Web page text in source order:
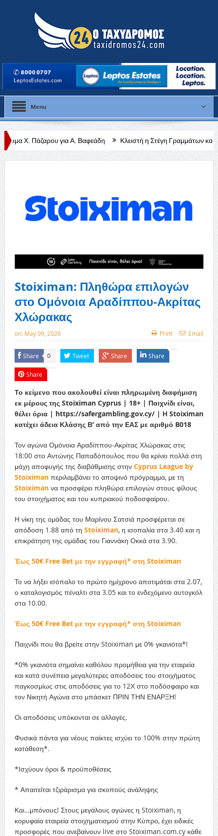
Menu
για Α. Βαφεάδη Κλειστή η Στέγη Γραμμάτων και τεχνών για τις
Stoiximan: Πληθώρα επιλογών
στο Ομόνοια Αραδίππου-Ακρίτας
Χλώρακας
on: May 09, 2026 Print Email
Share 0 Tweet Share Share
Share
Το κείμενο που ακολουθεί είναι πληρωμένη διαφήμιση
εκ μέρους της Stoiximan Cyprus | 18+ | Παιχνίδι είναι,
θέλει όρια | https://safergambling.gov.cy/ | Η Stoiximan
κατέχει άδεια Κλάσης Β’ από την ΕΑΣ με αριθμό B018
Τον αγώνα Ομόνοια Αραδίππου-Ακρίτας Χλώρακας στις
18:00 στο Αντώνης Παπαδόπουλος που θα κρίνει πολλά στη
μάχη αποφυγής της διαβάθμισης στην Cyprus League by
Stoiximanπεριλαμβάνει το αποψινό πρόγραμμα, με τη
Stoiximanνα προσφέρει πληθώρα επιλογών στους φίλους
του στοιχήματος και του κυπριακού ποδοσφαίρου.
Η νίκη της ομάδας του Μαρίνου Σατσιά προσφέρεται σε
απόδοση 1.88 από τη Stoiximan, η ισοπαλία στα 3.40 και η
επικράτηση της ομάδας του Γιαννάκη Οκκά στα 3.90.
Έως 50€ Free Bet με την εγγραφή* στη Stoiximan
Το να λήξει ισόπαλο το πρώτο ημίχρονο αποτιμάται στα 2.07,
ο καταλογισμός πέναλτι στα 3.05 και το ενδεχόμενο αυτογκόλ
στα 10.00.
Έως 50€ Free Bet με την εγγραφή* στη Stoiximan
Παιχνίδι που θα βρείτε στην Stoiximan με 0% γκανιότα*!
*0% γκανιότα σημαίνει καθόλου προμήθεια για την εταιρεία
και κατά συνέπεια μεγαλύτερες αποδόσεις του στοιχήματος
παγκοσμίως στις αποδόσεις για το 12Χ στο ποδόσφαιρο και
τον Νικητή Αγώνα στο μπάσκετ ΠΡΙΝ ΤΗΝ ΕΝΑΡΞΗ!
Οι αποδόσεις υπόκεινται σε αλλαγές.
Φυσικά πάντα για νέους παίκτες ισχύει το 100% στην πρώτη
κατάθεση*.
*Ισχύουν όροι & προϋποθέσεις
* Απαιτείται τζιράρισμα για σκοπούς ανάληψης
Και…μπόνους! Στους μεγάλους αγώνες η Stoiximan, η
κορυφαία εταιρεία στοιχηματισμού στην Κύπρο, έχει ειδικές
προσφορές που ανεβαίνουν live στο Stoiximan.com.cy κάθε